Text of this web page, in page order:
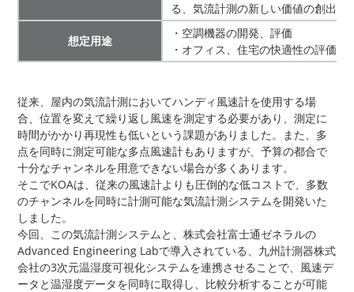
る、気流計測の新しい価値の創出を
想定用途
・空調機器の開発、評価
・オフィス、住宅の快適性の評価
従来、屋内の気流計測においてハンディ風速計を使用する場
合、位置を変えて繰り返し風速を測定する必要があり、測定に
時間がかかり再現性も低いという課題がありました。また、多
点を同時に測定可能な多点風速計もありますが、予算の都合で
十分なチャンネルを用意できない場合が多くあります。
そこでKOAは、従来の風速計よりも圧倒的な低コストで、多数
のチャンネルを同時に計測可能な気流計測システムを開発いた
しました。
今回、この気流計測システムと、株式会社富士通ゼネラルの
Advanced Engineering Labで導入されている、九州計測器株式
会社の3次元温湿度可視化システムを連携させることで、風速デ
ータと温湿度データを同時に取得し、比較分析することが可能